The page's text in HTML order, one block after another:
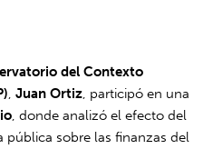
del Contexto
,Juan Ortiz , participó en una
, donde analizó el efecto del
pública sobre las finanzas del